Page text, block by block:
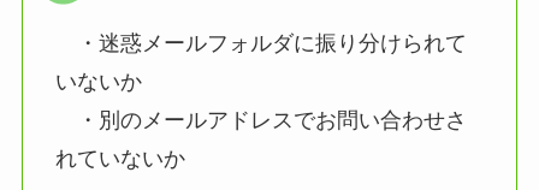
・迷惑メールフォルダに振り分けられて
いないか
・別のメールアドレスでお問い合わせさ
れていないか